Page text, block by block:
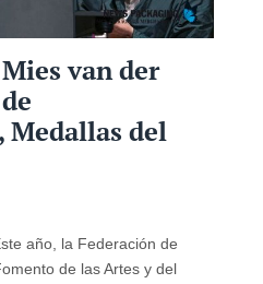
van der
Medallas del
año, la Federación de
de las Artes y del